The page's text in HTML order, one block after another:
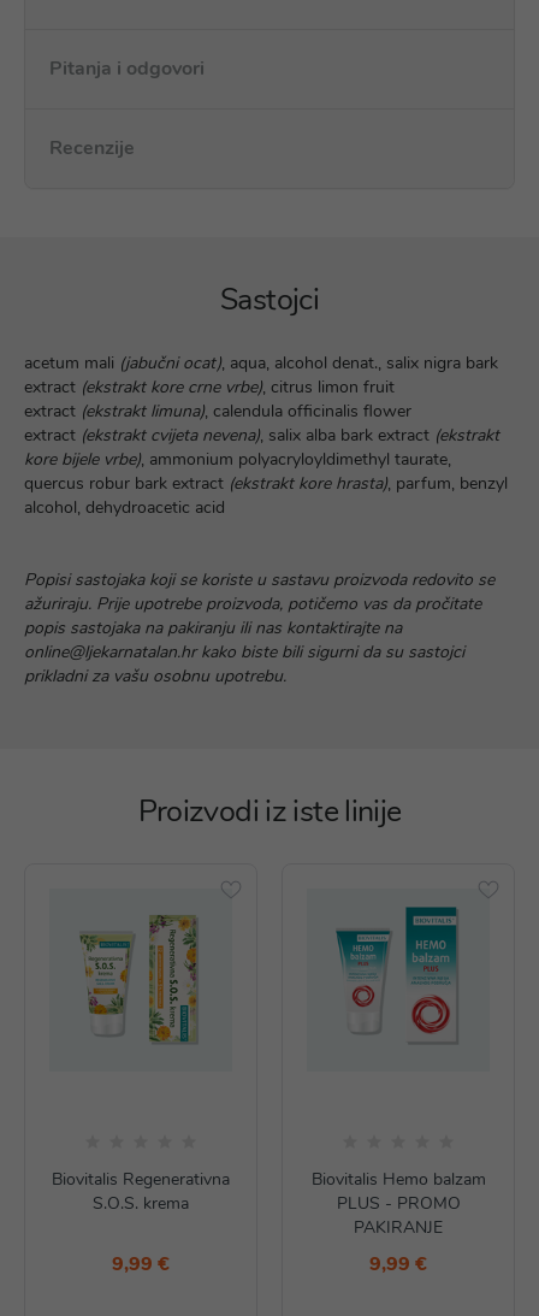
Pitanja i odgovori
Recenzije
Sastojci
acetum mali (jabučni ocat), aqua, alcohol denat., salix nigra bark
extract (ekstrakt kore crne vrbe), citrus limon fruit
extract (ekstrakt limuna), calendula officinalis flower
extract (ekstrakt cvijeta nevena), salix alba bark extract (ekstrakt
kore bijele vrbe), ammonium polyacryloyldimethyl taurate,
quercus robur bark extract (ekstrakt kore hrasta), parfum, benzyl
alcohol, dehydroacetic acid
Popisi sastojaka koji se koriste u sastavu proizvoda redovito se
ažuriraju. Prije upotrebe proizvoda, potičemo vas da pročitate
popis sastojaka na pakiranju ili nas kontaktirajte na
online@ljekarnatalan.hr kako biste bili sigurni da su sastojci
prikladni za vašu osobnu upotrebu.
Proizvodi iz iste linije
Biovitalis Regenerativna
S.O.S. krema
9,99 €
Biovitalis Hemo balzam
PLUS - PROMO
PAKIRANJE
9,99 €